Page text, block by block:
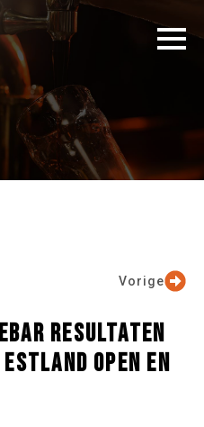
Vorige
RESULTATEN
OPEN EN